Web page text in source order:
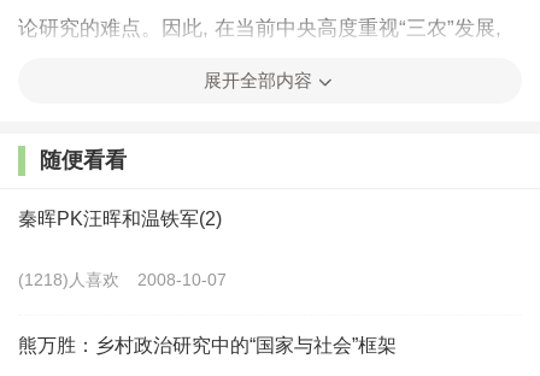
论研究的难点。因此, 在当前中央高度重视“三农”发展,
致力于实施乡村振兴战略、坚决打赢脱贫攻坚战、决胜
的阶段总结与分析, 科学揭示市场经济条件下我国农村金
提供农村金融制度创新的未来方向及战略思路。
一、改革开放40周年中国农村金融制度的变革历程
展开全部内容
随便看看
秦晖PK汪晖和温铁军(2)
(1218)人喜欢 2008-10-07
熊万胜：乡村政治研究中的“国家与社会”框架